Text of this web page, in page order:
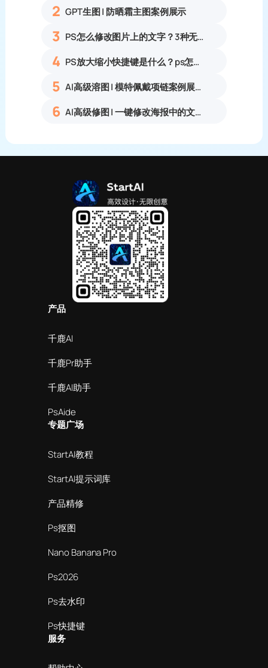
2 GPT生图 | 防晒霜主图案例展示
3 PS怎么修改图片上的文字？3种无痕改字方法，新手也能搞定
4 PS放大缩小快捷键是什么？ps怎么把图片拉大拉小？
5 AI高级溶图 | 模特佩戴项链案例展示
6 AI高级修图 | 一键修改海报中的文字
产品
千鹿AI
千鹿Pr助手
千鹿AI助手
PsAide
专题广场
StartAI教程
StartAI提示词库
产品精修
Ps抠图
Nano Banana Pro
Ps2026
Ps去水印
Ps快捷键
服务